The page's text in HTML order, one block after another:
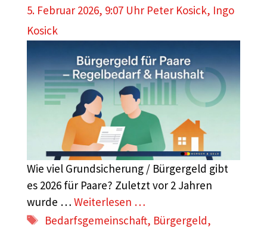
5. Februar 2026, 9:07 Uhr Peter Kosick, Ingo
Kosick
Wie viel Grundsicherung / Bürgergeld gibt
es 2026 für Paare? Zuletzt vor 2 Jahren
wurde … Weiterlesen …
Schlagwörter
Bedarfsgemeinschaft, Bürgergeld,